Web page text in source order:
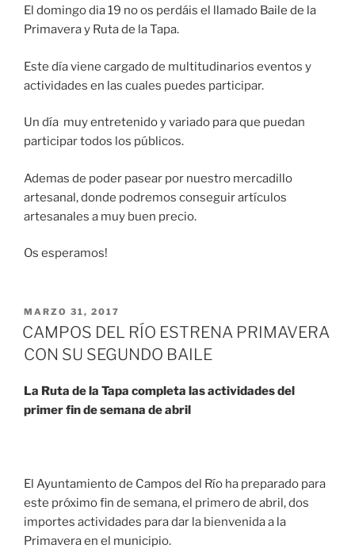
El domingo dia 19 no os perdáis el llamado Baile de la
Primavera y Ruta de la Tapa.
Este día viene cargado de multitudinarios eventos y
actividades en las cuales puedes participar.
Un día muy entretenido y variado para que puedan
participar todos los públicos.
Ademas de poder pasear por nuestro mercadillo
artesanal, donde podremos conseguir artículos
artesanales a muy buen precio.
Os esperamos!
MARZO 31, 2017
CAMPOS DEL RÍO ESTRENA PRIMAVERA
CON SU SEGUNDO BAILE
La Ruta de la Tapa completa las actividades del
primer fin de semana de abril
El Ayuntamiento de Campos del Río ha preparado para
este próximo fin de semana, el primero de abril, dos
importes actividades para dar la bienvenida a la
Primavera en el municipio.